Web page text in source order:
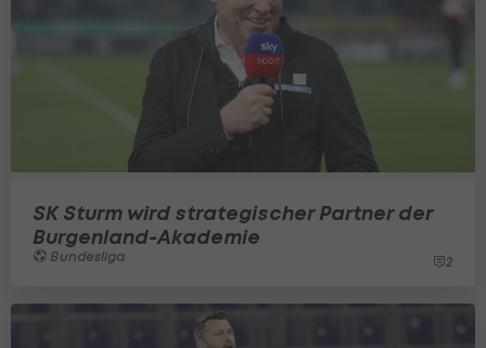
SK Sturm wird strategischer Partner der
Burgenland-Akademie
Bundesliga 2